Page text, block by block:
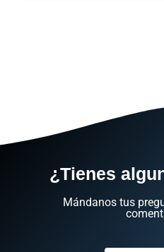
¿Tienes
Mándanos tus